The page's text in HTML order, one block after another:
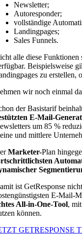
Newsletter;
Autoresponder;
vollständige
Landingpages;
Sales Funnels.
alle diese Funktionen
Beispielsweise
zu erstellen,
wir noch einmal
der Basistarif
E-Mail-
um 85 %
und mittlere
Marketer-Plan
ist GetResponse
E-Mail-
All-in-One-Tool,
können.
GETRESPONSE